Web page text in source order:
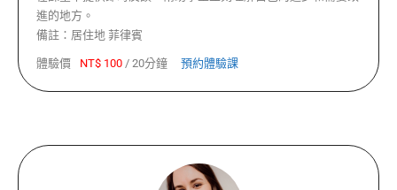
進的地方。
備註： 居住地 菲律賓
體驗價 NT$ 100 / 20分鐘 預約體驗課